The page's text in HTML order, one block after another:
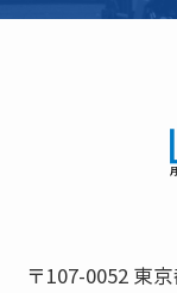
〒107-0052 東